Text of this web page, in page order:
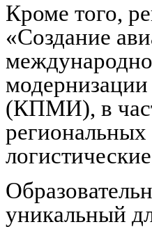
Кроме того,
«Создание
(КПМИ), в
уникальный